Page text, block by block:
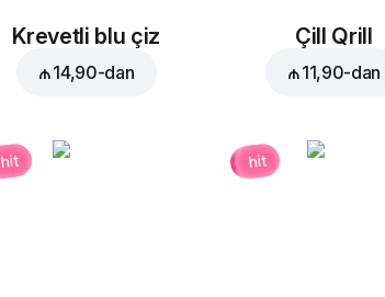
Krevetli blu çiz
₼ 14,90-dan
Çill Qrill
₼ 11,90-dan
hit hit